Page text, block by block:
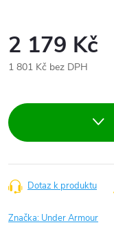
2 179 Kč
1 801 Kč bez DPH
Dotaz k produktu
Značka: Under Armour